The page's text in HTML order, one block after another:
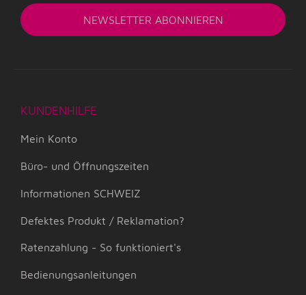
NEWSLETTER ABONNIEREN
KUNDENHILFE
Mein Konto
Büro- und Öffnungszeiten
Informationen SCHWEIZ
Defektes Produkt / Reklamation?
Ratenzahlung - So funktioniert's
Bedienungsanleitungen